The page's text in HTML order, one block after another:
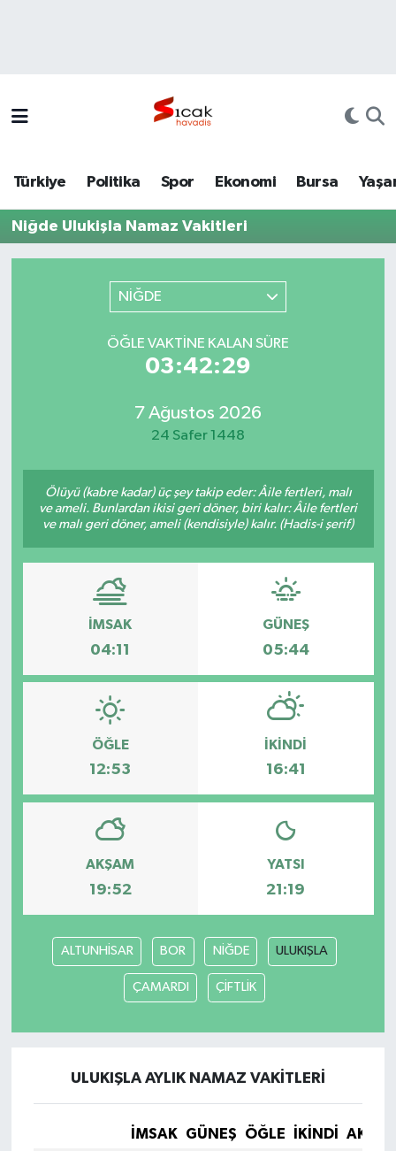
Türkiye Politika Spor Ekonomi Bursa
Niğde Ulukişla Namaz Vakitleri
NİĞDE
ÖĞLE VAKTINE KALAN SÜRE
03:42:29
7 Ağustos 2026
24 Safer 1448
Ölüyü (kabre kadar) üç şey takip eder: Âile fertleri, malı
ve ameli. Bunlardan ikisi geri döner, biri kalır: Âile fertleri
ve malı geri döner, ameli (kendisiyle) kalır. (Hadis-i şerif)
İMSAK
04:11
GÜNEŞ
05:44
ÖĞLE
12:53
İKINDI
16:41
AKŞAM
19:52
YATSI
21:19
ALTUNHİSAR BOR NİĞDE ULUKIŞLA
ÇAMARDI ÇİFTLİK
ULUKIŞLA AYLIK NAMAZ VAKITLERI
İMSAK GÜNEŞ ÖĞLE İKINDI
Politika
Sağlık
Dünya
Magazin
Gündem
Kültür & Sanat
Teknoloji
Bilim, Teknoloji
Tüm Manşetler
Son Dakika Haberleri
Haber Arşivi